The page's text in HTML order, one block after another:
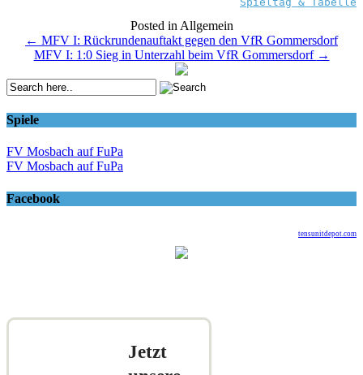
Posted in Allgemein
Post
navigation
← MFV I: Rückrundenauftakt gegen den VfR Gommersdorf
MFV I: 1:0 Sieg in Unterzahl beim VfR Gommersdorf →
Spiele
FV Mosbach auf FuPa
FV Mosbach auf FuPa
Facebook
tensunitdepot.com
Jetzt